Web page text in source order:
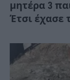
μητέρα 3
Έτσι έχασε